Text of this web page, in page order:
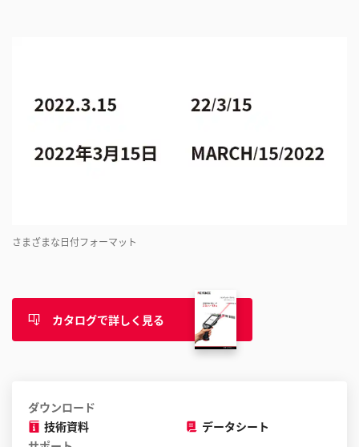
さまざまな日付フォーマット
カタログで詳しく見る
ダウンロード
技術資料
データシート